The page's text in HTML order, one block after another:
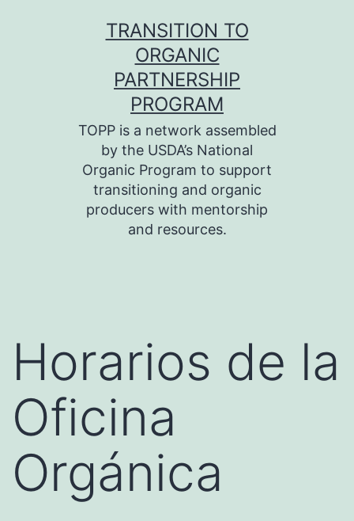
TRANSITION TO
ORGANIC
PARTNERSHIP
PROGRAM
TOPP is a network assembled
by the USDA’s National
Organic Program to support
transitioning and organic
producers with mentorship
and resources.
Horarios de la
Oficina
Orgánica